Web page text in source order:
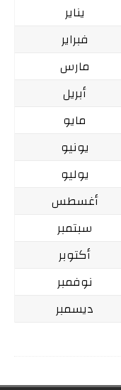
يناير
فبراير
مارس
أبريل
مايو
يونيو
يوليو
أغسطس
سبتمبر
أكتوبر
نوفمبر
ديسمبر